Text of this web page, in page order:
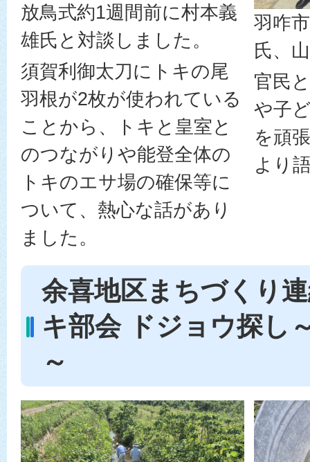
放鳥式約1週間前に村本義
雄氏と対談しました。
須賀利御太刀にトキの尾
羽根が2枚が使われている
ことから、トキと皇室と
のつながりや能登全体の
トキのエサ場の確保等に
ついて、熱心な話があり
ました。
羽咋
氏、
官民
や子
を頑
より
余喜地区まちづくり
キ部会 ドジョウ探し
～